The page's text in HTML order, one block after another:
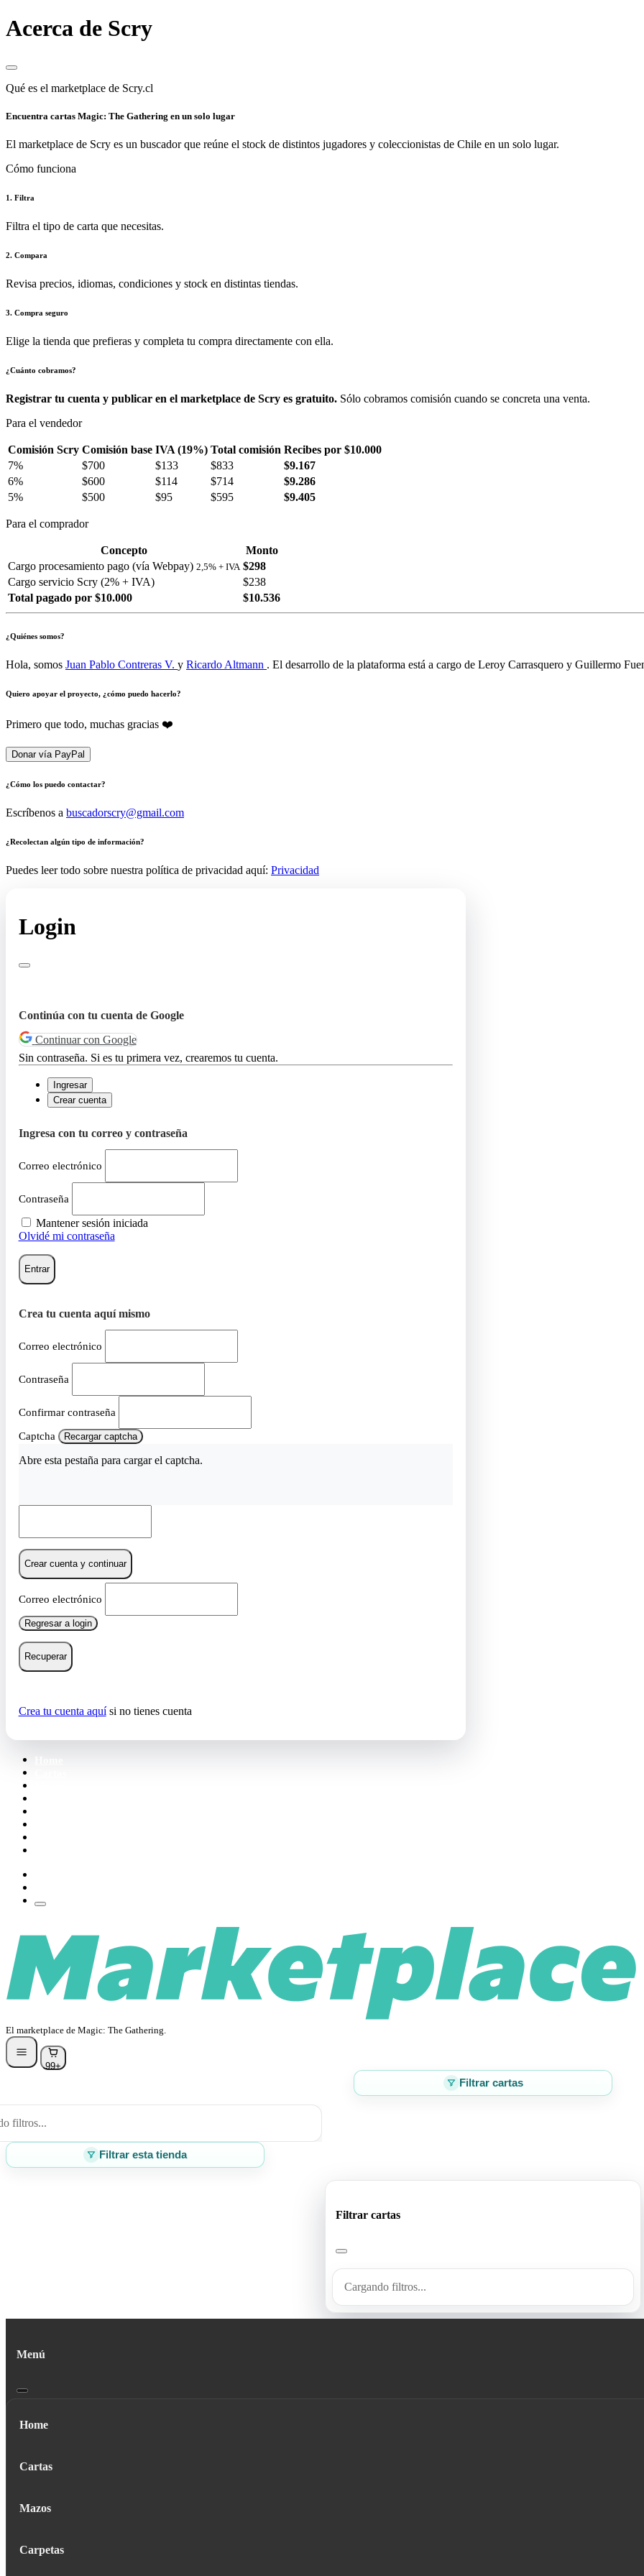
Acerca de Scry
Qué es el marketplace de Scry.cl
Encuentra cartas Magic: The Gathering en un solo lugar
El marketplace de Scry es un buscador que reúne el stock de distintos jugadores y coleccionistas de Chile en un solo lugar.
Cómo funciona
1. Filtra
Filtra el tipo de carta que necesitas.
2. Compara
Revisa precios, idiomas, condiciones y stock en distintas tiendas.
3. Compra seguro
Elige la tienda que prefieras y completa tu compra directamente con ella.
¿Cuánto cobramos?
Registrar tu cuenta y publicar en el marketplace de Scry es gratuito. Sólo cobramos comisión cuando se concreta una venta.
Para el vendedor
Comisión Scry Comisión base IVA (19%) Total comisión Recibes por $10.000
7%
$700 $133 $833
$9.167
6%
$600 $114 $714
$9.286
5%
$500 $95 $595 $9.405
Para el comprador
Concepto
Monto
Cargo procesamiento pago (vía Webpay) 2,5% + IVA $298
Cargo servicio Scry (2% + IVA)
$238
Total pagado por $10.000
$10.536
¿Quiénes somos?
Hola, somos Juan Pablo Contreras V. y Ricardo Altmann . El desarrollo de la plataforma está a cargo de Leroy Carrasquero y Guillermo
Quiero apoyar el proyecto, ¿cómo puedo hacerlo?
Primero que todo, muchas gracias ❤️
Donar vía PayPal
¿Cómo los puedo contactar?
Escríbenos a buscadorscry@gmail.com
¿Recolectan algún tipo de información?
Puedes leer todo sobre nuestra política de privacidad aquí: Privacidad
Login
Continúa con tu cuenta de Google
Continuar con Google
Sin contraseña. Si es tu primera vez, crearemos tu cuenta.
Ingresar
Crear cuenta
Ingresa con tu correo y contraseña
Correo electrónico
Contraseña
Mantener sesión iniciada
Olvidé mi contraseña
Entrar
Crea tu cuenta aquí mismo
Correo electrónico
Contraseña
Confirmar contraseña
Captcha Recargar captcha
Abre esta pestaña para cargar el captcha.
Crear cuenta y continuar
Correo electrónico
Regresar a login
Recuperar
Crea tu cuenta aquísi no tienes cuenta
El marketplace de Magic: The Gathering.
99+
Filtrar cartas
filtros...
Filtrar esta tienda
Filtrar cartas
Cargando filtros...
Menú
Home
Cartas
Mazos
Carpetas